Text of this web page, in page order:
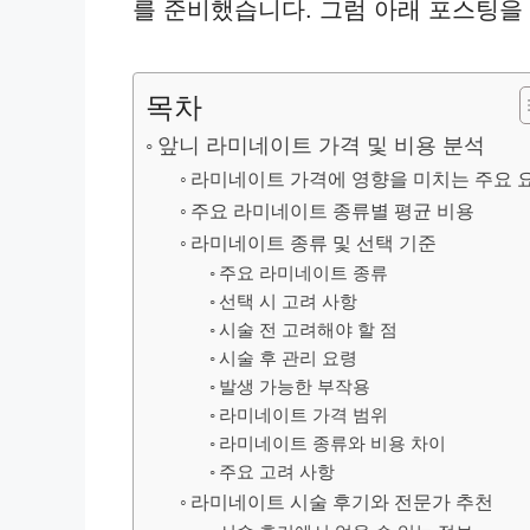
를 준비했습니다. 그럼 아래 포스팅
목차
앞니 라미네이트 가격 및 비용 분석
라미네이트 가격에 영향을 미치는 주요
주요 라미네이트 종류별 평균 비용
라미네이트 종류 및 선택 기준
주요 라미네이트 종류
선택 시 고려 사항
시술 전 고려해야 할 점
시술 후 관리 요령
발생 가능한 부작용
라미네이트 가격 범위
라미네이트 종류와 비용 차이
주요 고려 사항
라미네이트 시술 후기와 전문가 추천